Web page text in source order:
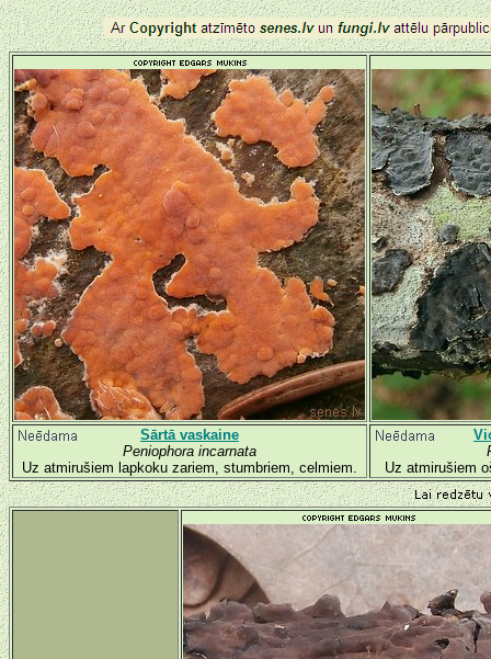
Sārtā vaskaine
Peniophora incarnata
Uz atmirušiem lapkoku zariem, stumbriem, celmiem.
Uz atmirušiem